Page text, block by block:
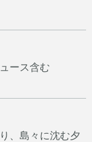
ース含む
、島々に沈む夕